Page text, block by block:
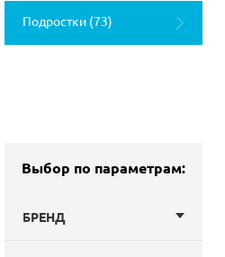
Подростки (73)
Выбор по параметрам:
БРЕНД